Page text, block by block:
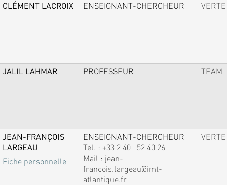
CLÉMENT LACROIX ENSEIGNANT-CHERCHEUR VERTE
JALIL LAHMAR PROFESSEUR TEAM
JEAN-FRANÇOIS
LARGEAU
Fiche personnelle
ENSEIGNANT-CHERCHEUR
Tel. : +33 2 40 52 40 26
Mail : jean-
francois.largeau@imt-
atlantique.fr
VERTE